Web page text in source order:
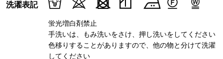
洗濯表記
蛍光増白剤禁止
手洗いは、もみ洗いをさけ、押し洗いをしてください
色移りすることがありますので、他の物と分けて洗濯
してください